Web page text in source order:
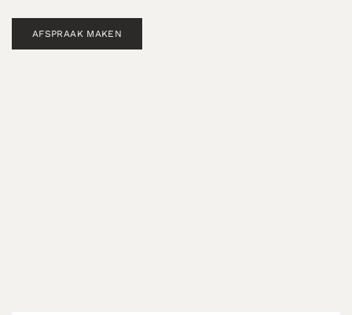
AFSPRAAK MAKEN